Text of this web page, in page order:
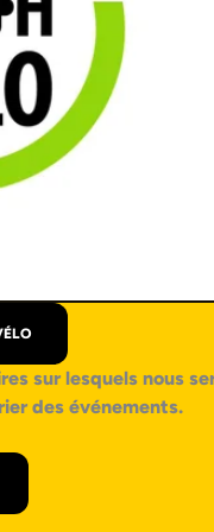
sur lesquels nous
des événements.